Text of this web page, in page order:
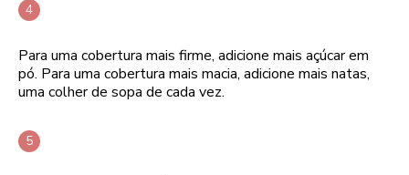
Para uma cobertura mais firme, adicione mais açúcar em
pó. Para uma cobertura mais macia, adicione mais natas,
uma colher de sopa de cada vez.